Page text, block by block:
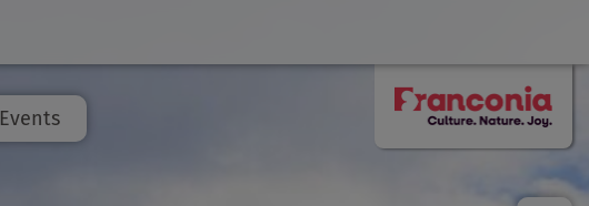
Events